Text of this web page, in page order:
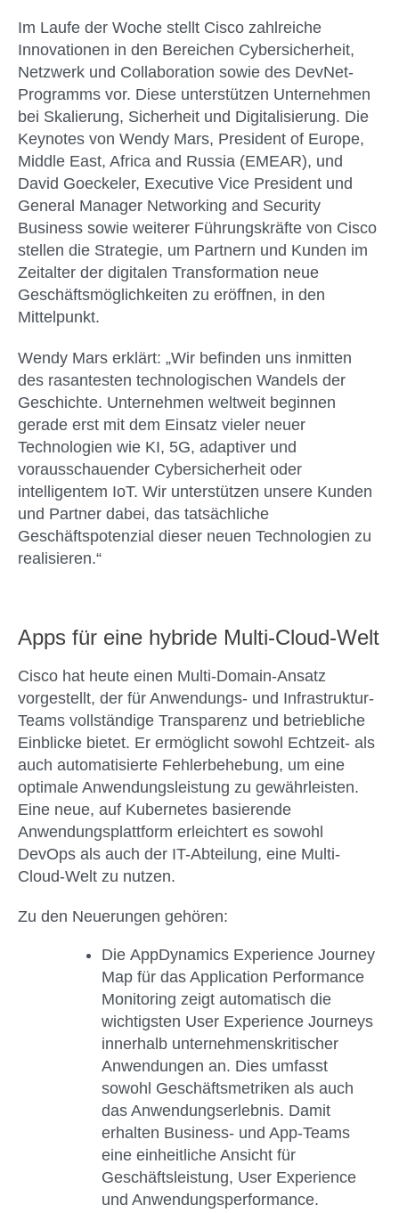
Im Laufe der Woche stellt Cisco zahlreiche
Innovationen in den Bereichen Cybersicherheit,
Netzwerk und Collaboration sowie des DevNet-
Programms vor. Diese unterstützen Unternehmen
bei Skalierung, Sicherheit und Digitalisierung. Die
Keynotes von Wendy Mars, President of Europe,
Middle East, Africa and Russia (EMEAR), und
David Goeckeler, Executive Vice President und
General Manager Networking and Security
Business sowie weiterer Führungskräfte von Cisco
stellen die Strategie, um Partnern und Kunden im
Zeitalter der digitalen Transformation neue
Geschäftsmöglichkeiten zu eröffnen, in den
Mittelpunkt.
Wendy Mars erklärt: „Wir befinden uns inmitten
des rasantesten technologischen Wandels der
Geschichte. Unternehmen weltweit beginnen
gerade erst mit dem Einsatz vieler neuer
Technologien wie KI, 5G, adaptiver und
vorausschauender Cybersicherheit oder
intelligentem IoT. Wir unterstützen unsere Kunden
und Partner dabei, das tatsächliche
Geschäftspotenzial dieser neuen Technologien zu
realisieren.“
Apps für eine hybride Multi-Cloud-Welt
Cisco hat heute einen Multi-Domain-Ansatz
vorgestellt, der für Anwendungs- und Infrastruktur-
Teams vollständige Transparenz und betriebliche
Einblicke bietet. Er ermöglicht sowohl Echtzeit- als
auch automatisierte Fehlerbehebung, um eine
optimale Anwendungsleistung zu gewährleisten.
Eine neue, auf Kubernetes basierende
Anwendungsplattform erleichtert es sowohl
DevOps als auch der IT-Abteilung, eine Multi-
Cloud-Welt zu nutzen.
Zu den Neuerungen gehören:
Die AppDynamics Experience Journey
Map für das Application Performance
Monitoring zeigt automatisch die
wichtigsten User Experience Journeys
innerhalb unternehmenskritischer
Anwendungen an. Dies umfasst
sowohl Geschäftsmetriken als auch
das Anwendungserlebnis. Damit
erhalten Business- und App-Teams
eine einheitliche Ansicht für
Geschäftsleistung, User Experience
und Anwendungsperformance.